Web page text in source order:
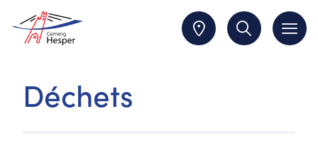
Déchets